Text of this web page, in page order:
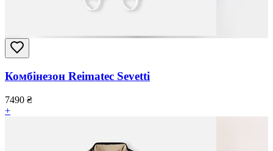
Комбінезон Reimatec Sevetti
7490 ₴
+